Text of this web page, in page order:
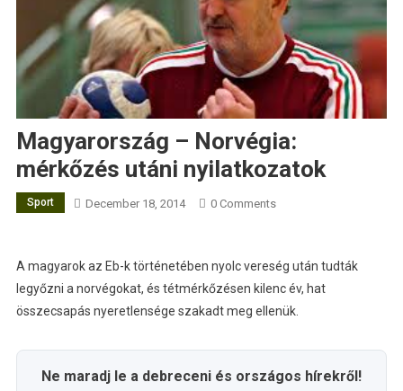
Magyarország – Norvégia:
mérkőzés utáni nyilatkozatok
Sport December 18, 2014 0 Comments
A magyarok az Eb-k történetében nyolc vereség után tudták
legyőzni a norvégokat, és tétmérkőzésen kilenc év, hat
összecsapás nyeretlensége szakadt meg ellenük.
Ne maradj le a debreceni és országos hírekről!